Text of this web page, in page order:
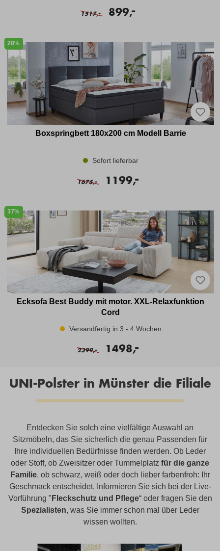
1517,
- 899,
-
28%
Boxspringbett 180x200 cm Modell Barrie
Sofort lieferbar
1675,
- 1199,
-
37%
Ecksofa Best Buddy mit motor. XXL-Relaxfunktion
Cord
Versandfertig in 3 - 4 Wochen
2399,
- 1498,
-
UNI-Polster in Münster die Filiale
Entdecken Sie solch eine vielfältige Auswahl an
Sitzmöbeln, das Sie sicherlich die genau Passenden für
Ihre individuellen Bedürfnisse finden werden. Ob Leder
oder Stoff, ob Zweisitzer oder Tummelplatz für die ganze
Familie, ob schwarz, weiß oder doch lieber farbenfroh: Ihr
Geschmack entscheidet. Informieren Sie sich bei der Live-
Vorführung " Fleckschutz und Pflege“ oder fragen Sie den
Spezialisten, was Sie immer schon mal über Leder
wissen wollten.